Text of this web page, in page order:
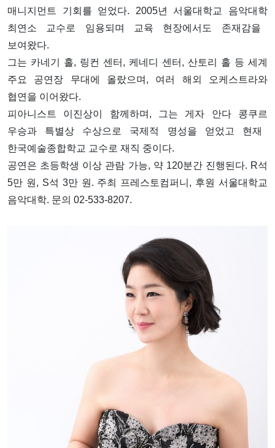
매니지먼트 기회를 얻었다. 2005년서울대학교 음악대학
최연소 교수로 임용되며 교육 현장에서도 존재감을
보여왔다.
그는 카네기 홀, 링컨 센터 , 케네디 센터 , 산토리 홀 등 세계
주요 공연장 무대에 올랐으며, 여러 해외 오케스트라와
협연을 이어왔다.
피아니스트 이진상이 함께하며, 그는 게자 안다 콩쿠르
우승과 특별상 수상으로 국제적 명성을 얻었고 현재
한국예술종합학교 교수로 재직 중이다.
공연은 초등학생 이상 관람 가능, 약 120분간 진행된다. R석
5만 원, S석 3만 원. 주최
프레스토컴퍼니 , 후원 서울대학교
음악대학. 문의 02-533-8207.